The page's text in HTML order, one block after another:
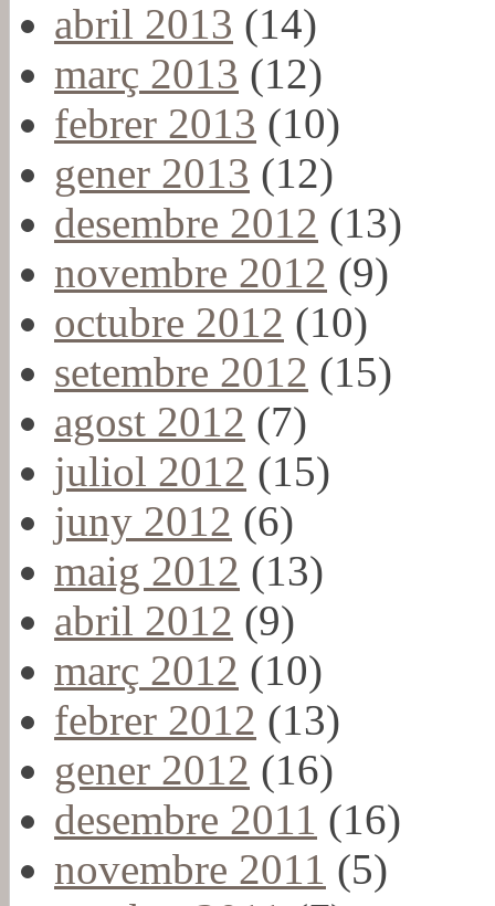
abril 2013 (14)
març 2013 (12)
febrer 2013 (10)
gener 2013 (12)
desembre 2012 (13)
novembre 2012 (9)
octubre 2012 (10)
setembre 2012 (15)
agost 2012 (7)
juliol 2012 (15)
juny 2012 (6)
maig 2012 (13)
abril 2012 (9)
març 2012 (10)
febrer 2012 (13)
gener 2012 (16)
desembre 2011 (16)
novembre 2011 (5)